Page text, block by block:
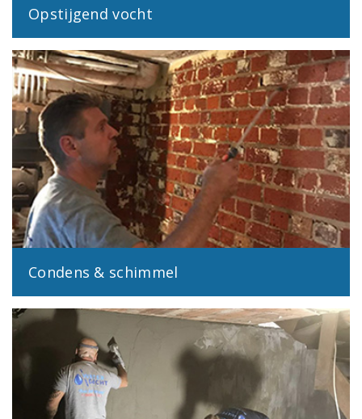
Opstijgend vocht
Condens & schimmel